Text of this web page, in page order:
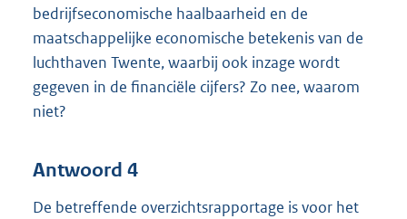
bedrijfseconomische haalbaarheid en de
maatschappelijke economische betekenis van de
luchthaven Twente, waarbij ook inzage wordt
gegeven in de financiële cijfers? Zo nee, waarom
niet?
Antwoord 4
De betreffende overzichtsrapportage is voor het